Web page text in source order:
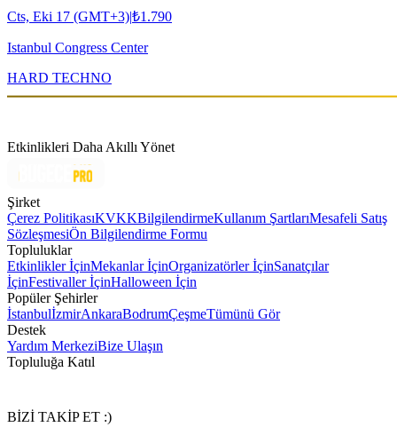
Cts, Eki 17 (GMT+3)|₺1.790
Istanbul Congress Center
HARD TECHNO
Etkinlikleri Daha Akıllı Yönet
Şirket
Çerez PolitikasıKVKKBilgilendirmeKullanım ŞartlarıMesafeli Satış
SözleşmesiÖn Bilgilendirme Formu
Topluluklar
Etkinlikler İçinMekanlar İçinOrganizatörler İçinSanatçılar
İçinFestivaller İçinHalloween İçin
Popüler Şehirler
İstanbulİzmirAnkaraBodrumÇeşmeTümünü Gör
Destek
Yardım MerkeziBize Ulaşın
Topluluğa Katıl
BİZİ TAKİP ET :)